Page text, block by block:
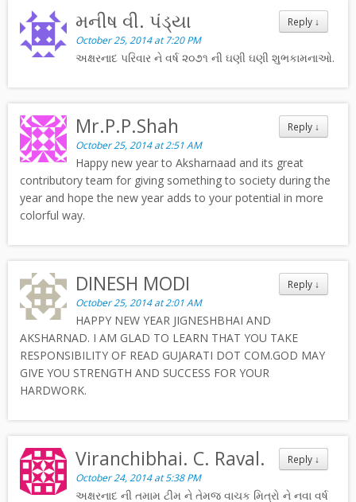
Reply ↓
મનીષ વી. પંડ્યા
October 25, 2014 at 7:20 PM
અક્ષરનાદ પરિવાર ને વર્ષ ૨૦૭૧ ની ઘણી ઘણી શુભકામનાઓ.
Reply ↓
Mr.P.P.Shah
October 25, 2014 at 2:51 AM
Happy new year to Aksharnaad and its great
contributory team for giving something to society during the
year and hope the new year adds to your potential in more
colorful way.
Reply ↓
DINESH MODI
October 25, 2014 at 2:01 AM
HAPPY NEW YEAR JIGNESHBHAI AND
AKSHARNAD. I AM GLAD TO LEARN THAT YOU TAKE
RESPONSIBILITY OF READ GUJARATI DOT COM.GOD MAY
GIVE YOU STRENGTH AND SUCCESS FOR YOUR
HARDWORK.
Reply ↓
Viranchibhai. C. Raval.
October 24, 2014 at 5:38 PM
અક્ષરનાદ ની તમામ ટીમ ને તેમજ વાચક મિત્રો ને નવા વર્ષ